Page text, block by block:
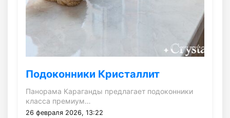
Подоконники Кристаллит
Панорама Караганды предлагает подоконники
класса премиум…
26 февраля 2026, 13:22